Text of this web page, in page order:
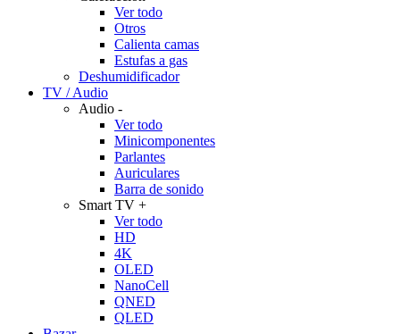
Ver todo
Otros
Calienta camas
Estufas a gas
Deshumidificador
TV / Audio
Audio -
Ver todo
Minicomponentes
Parlantes
Auriculares
Barra de sonido
Smart TV +
Ver todo
HD
4K
OLED
NanoCell
QNED
QLED